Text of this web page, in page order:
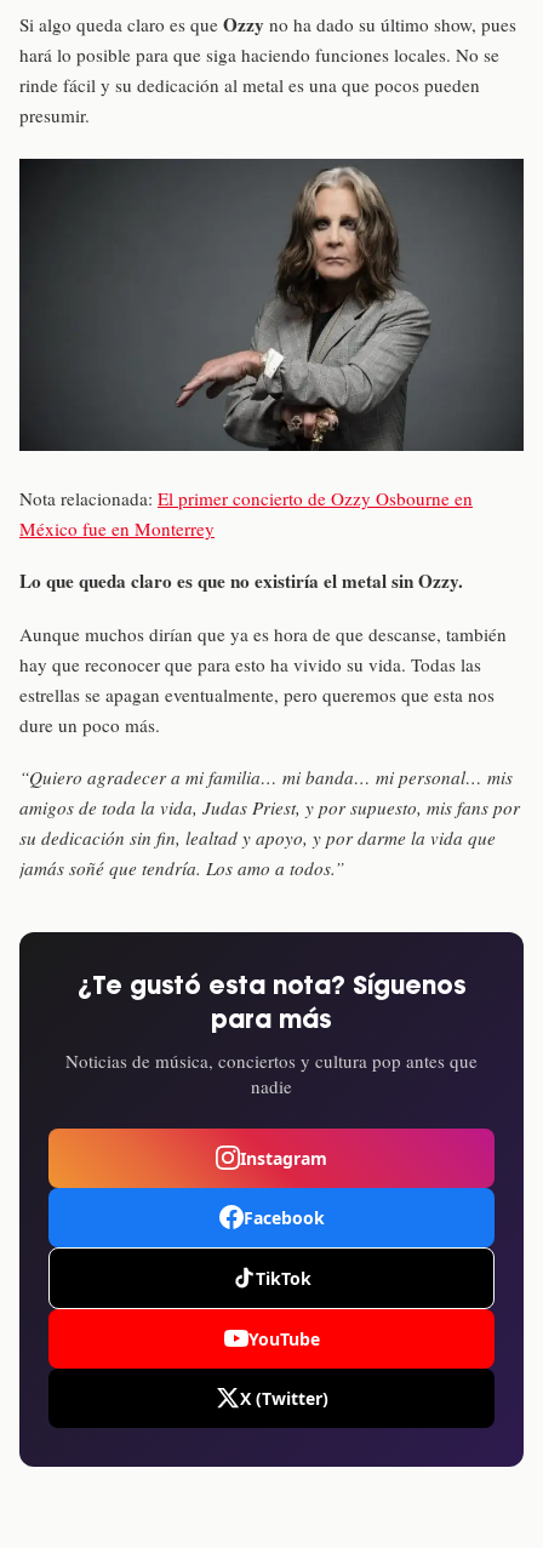
Si algo queda claro es que Ozzy no ha dado su último show, pues
hará lo posible para que siga haciendo funciones locales. No se
rinde fácil y su dedicación al metal es una que pocos pueden
presumir.
Nota relacionada: El primer concierto de Ozzy Osbourne en
México fue en Monterrey
Lo que queda claro es que no existiría el metal sin Ozzy.
Aunque muchos dirían que ya es hora de que descanse, también
hay que reconocer que para esto ha vivido su vida. Todas las
estrellas se apagan eventualmente, pero queremos que esta nos
dure un poco más.
“Quiero agradecer a mi familia… mi banda… mi personal… mis
amigos de toda la vida, Judas Priest, y por supuesto, mis fans por
su dedicación sin fin, lealtad y apoyo, y por darme la vida que
jamás soñé que tendría. Los amo a todos.”
¿Te gustó esta nota? Síguenos
para más
Noticias de música, conciertos y cultura pop antes que
nadie
Instagram
Facebook
TikTok
YouTube
X (Twitter)